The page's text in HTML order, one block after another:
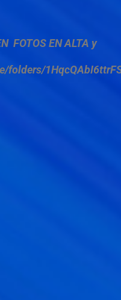
FOTOS EN ALTA y